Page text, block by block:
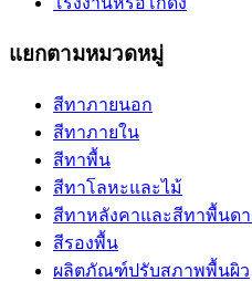
แยกตามหมวดหมู่
สีทาภายนอก
สีทาภายใน
สีทาพื้น
สีทาโลหะและไม้
สีทาหลังคาและสีทาพื้นด
สีรองพื้น
ผลิตภัณฑ์ปรับสภาพพื้นผิว